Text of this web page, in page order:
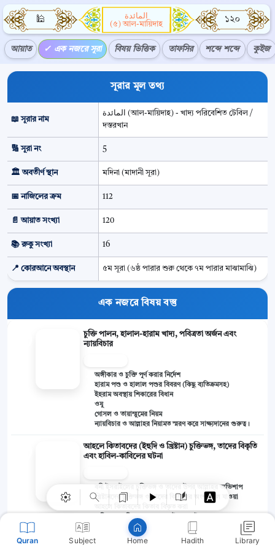
Quran Subject Home Hadith Library
🕌
المائدة
(৫) আল-মায়িদাহ
১২০
আয়াত এক নজরে সূরা বিষয় ভিত্তিক তাফসির শব্দে শব্দে কুইজ
সূরার মূল তথ্য
📖 সূরার নাম
المائدة (আল-মায়িদাহ) - খাদ্য পরিবেশিত টেবিল /
দস্তরখান
🔢 সূরা নং 5
🏛️ অবতীর্ণ স্থান মদিনা (মাদানী সূরা)
📅 নাজিলের ক্রম 112
📄 আয়াত সংখ্যা 120
📚 রুকু সংখ্যা 16
📍 কোরআনে অবস্থান ৫ম সূরা (৬ষ্ঠ পারার শুরু থেকে ৭ম পারার মাঝামাঝি)
এক নজরে বিষয় বস্তু
চুক্তি পালন, হালাল-হারাম খাদ্য, পবিত্রতা অর্জন এবং
ন্যায়বিচার
অঙ্গীকার ও চুক্তি পূর্ণ করার নির্দেশ
হারাম পশু ও হালাল পশুর বিবরণ (কিছু ব্যতিক্রমসহ)
ইহরাম অবস্থায় শিকারের বিধান
ওযু
গোসল ও তায়াম্মুমের নিয়ম
ন্যায়বিচার ও আল্লাহর নিয়ামত স্মরণ করে সাক্ষ্যদানের গুরুত্ব।
আহলে কিতাবদের (ইহুদি ও খ্রিষ্টান) চুক্তিভঙ্গ, তাদের বিকৃতি
এবং হাবিল-কাবিলের ঘটনা
বনী ইসরাইলের চুক্তিভঙ্গ ও তাদের উপর আল্লাহর অভিশাপ
খ্রিষ্টানদের চুক্তিভঙ্গ ও তাদের কিতাবের অংশ ভুলে যাওয়া
আহলে কিতাবদের কিতাব বিকৃত করা
হাবিল ও কাবিলের (আদমের দুই পুত্র) ঘটনা এবং অন্যায়ভাবে
মানুষ হত্যার ভয়াবহতা।
পৃথিবীতে বিপর্যয় সৃষ্টিকারী, চুরি ও বিদ্রোহের শাস্তি এবং